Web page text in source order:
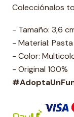
Colecciónalos
- Tamaño: 3,6
- Material:
- Color:
- Original 100%